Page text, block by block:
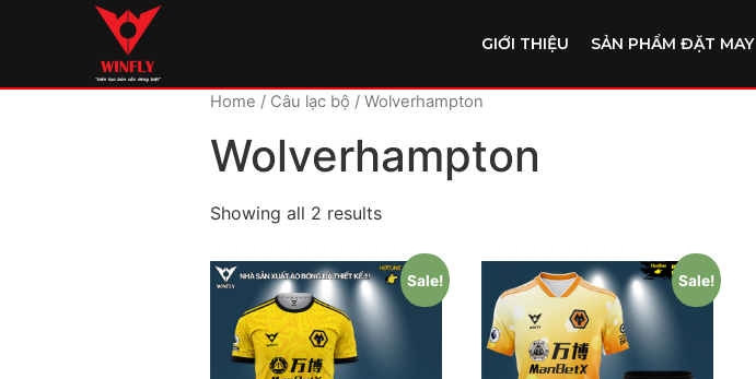
GIỚI THIỆU SẢN PHẨM ĐẶT MAY
Home / Câu lạc bộ / Wolverhampton
Wolverhampton
Showing all 2 results
Sale! Sale!